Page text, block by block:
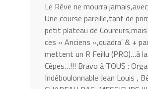
Le Rêve ne mourra
Une course pareille,tant de
petit plateau de
ces « Anciens »,quadra’ & +
mettent un R Feillu (PRO)…à
Cèpes…!!! Bravo à TOUS :
Indéboulonnable Jean Louis ,